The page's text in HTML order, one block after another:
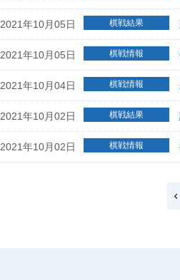
2021年10月05日 棋戦結果
2021年10月05日 棋戦情報
2021年10月04日 棋戦情報
2021年10月02日 棋戦結果
2021年10月02日 棋戦情報